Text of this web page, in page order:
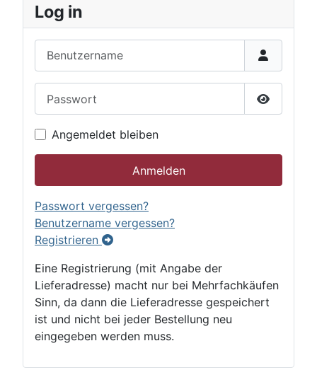
Log in
Passwort
Angemeldet bleiben
Anmelden
Passwort vergessen?
Benutzername vergessen?
Registrieren
Eine Registrierung (mit Angabe der
Lieferadresse) macht nur bei Mehrfachkäufen
Sinn, da dann die Lieferadresse gespeichert
ist und nicht bei jeder Bestellung neu
eingegeben werden muss.